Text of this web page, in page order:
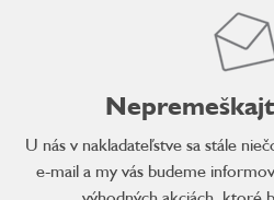
U nás v nakladateľstve sa stále
e-mail a my vás budeme